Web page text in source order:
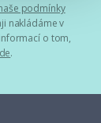
podmínky
nakládáme v
o tom,
.